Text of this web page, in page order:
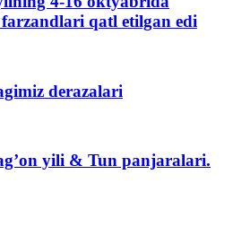
qatl etilgan edi
derazalari
yili & Tun panjaralari.